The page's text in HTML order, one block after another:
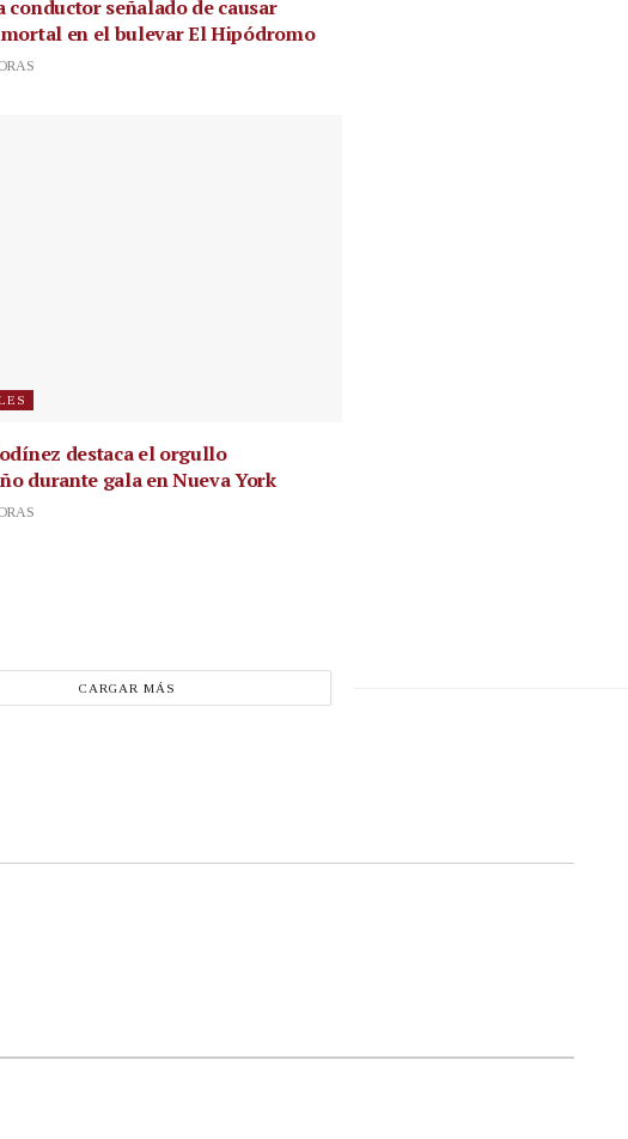
conductor señalado de causar
en el bulevar El Hipódromo
destaca el orgullo
durante gala en Nueva York
CARGAR MÁS